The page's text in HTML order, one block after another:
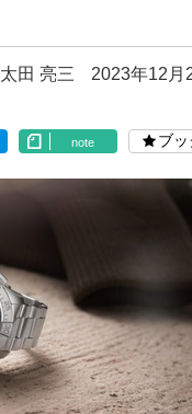
太田 亮三 2023年12月
note ブッ